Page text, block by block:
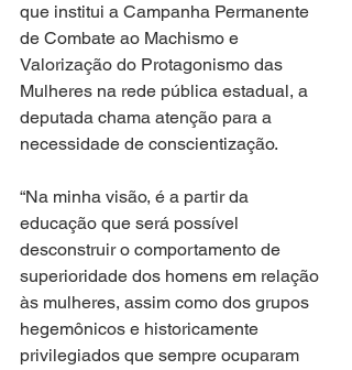
que institui a Campanha Permanente
de Combate ao Machismo e
Valorização do Protagonismo das
Mulheres na rede pública estadual, a
deputada chama atenção para a
necessidade de conscientização.
“Na minha visão, é a partir da
educação que será possível
desconstruir o comportamento de
superioridade dos homens em relação
às mulheres, assim como dos grupos
hegemônicos e historicamente
privilegiados que sempre ocuparam